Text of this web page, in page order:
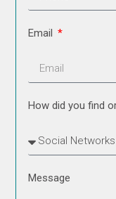
Email
How did you find
Message